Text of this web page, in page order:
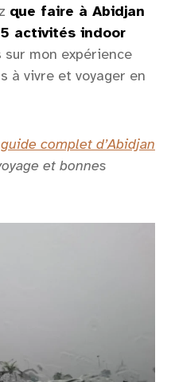
que faire à Abidjan
activités indoor
sur mon expérience
à vivre et voyager en
guide complet d’Abidjan
et bonnes